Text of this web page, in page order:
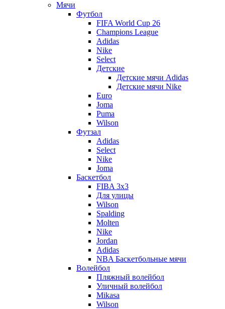
Мячи
Футбол
FIFA World Cup 26
Champions League
Adidas
Nike
Select
Детские
Детские мячи Adidas
Детские мячи Nike
Euro
Joma
Puma
Wilson
Футзал
Adidas
Select
Nike
Joma
Баскетбол
FIBA 3x3
Для улицы
Wilson
Spalding
Molten
Nike
Jordan
Adidas
NBA Баскетбольные мячи
Волейбол
Пляжный волейбол
Уличный волейбол
Mikasa
Wilson